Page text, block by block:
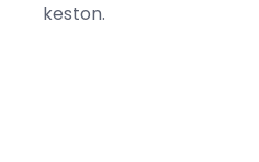
keston.